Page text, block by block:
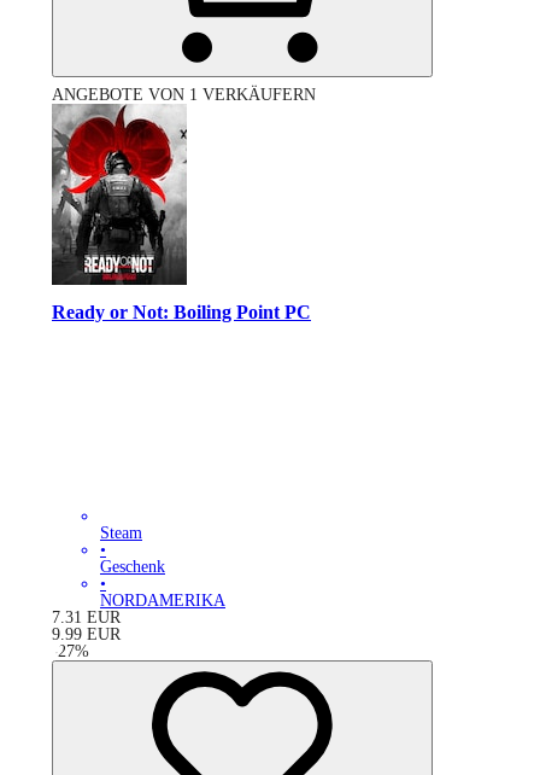
ANGEBOTE VON 1 VERKÄUFERN
Ready or Not: Boiling Point PC
Steam
•
Geschenk
•
NORDAMERIKA
7.31 EUR
9.99 EUR
-27%